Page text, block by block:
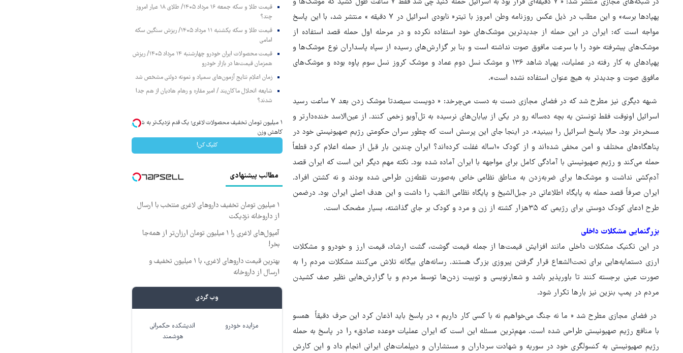
پهپادها برسه» و این مطلب در ذیل عکس روزنامه وطن امروز با تیتر« نابودی اسرائیل در ۷ دقیقه » منتشر شد، با این پاسخ
مواجه است که: ایران در این حمله از جدیدترین موشک‌های خود استفاده نکرده و در مرحله اول حمله قصد استفاده از
موشک‌های پیشرفته خود را با سرعت مافوق صوت نداشته است و بنا بر گزارش‌های رسیده از سپاه پاسداران نوع موشک‌ها و
پهپادهای به کار رفته در عملیات، پهپاد شاهد ۱۳۶ و موشک نسل دوم عماد و موشک کروز نسل سوم پاوه بوده و موشک‌های
مافوق صوت و جدیدتر به هیچ عنوان استفاده نشده است».
شبهه دیگری نیز مطرح شد که در فضای مجازی دست به دست می‌چرخد: « دویست سیصدتا موشک زدن بعد ۷ ساعت رسید
اسرائیل اونوقت فقط تونستن یه بچه ده‌ساله رو در یکی از بیابان‌های نرسیده به تل‌آویو زخمی کنند. از عین‌الاسد خنده‌دارتر و
مسخره‌تر بود. حالا پاسخ اسرائیل را ببینید». در اینجا جای این پرسش است که چطور سران حکومتی رژیم صهیونیستی خود در
پناهگاه‌های مختلف و امن مخفی شده‌اند و از کودک ۱۰‌ساله غفلت کرده‌اند؟ ایران چندین بار قبل از حمله اعلام کرد قطعاً
حمله می‌کند و رژیم صهیونیستی با آمادگی کامل برای مواجهه با ایران آماده شده بود. نکته مهم دیگر این است که ایران قصد
آدم‌کشی نداشت و موشک‌ها برای ضربه‌زدن به مناطق نظامی خاص به‌صورت نقطه‌زن طراحی شده بودند و نه کشتن افراد.
ایران صرفاً قصد حمله به پایگاه اطلاعاتی در جبل‌الشیخ و پایگاه نظامی النقب را داشت و این هدف اصلی ایران بود. درضمن
طرح ادعای کودک دوستی برای رژیمی که ۳۵هزار کشته از زن و مرد و کودک بر جای گذاشته، بسیار مضحک است.
بزرگنمایی مشکلات داخلی
در این تکنیک مشکلات داخلی مانند افزایش قیمت‌ها از جمله قیمت گوشت، گشت ارشاد، قیمت ارز و خودرو و مشکلات
ارزی دستمایه‌هایی برای تحت‌الشعاع قرار گرفتن پیروزی بزرگ هستند. رسانه‌های بیگانه تلاش می‌کنند مشکلات مردم را به
صورت عینی برجسته کنند تا باورپذیر باشد و شعارنویسی و توییت زدن‌ها توسط مردم و یا گزارش‌هایی نظیر صف کشیدن
مردم در پمپ بنزین نیز بارها تکرار شود.
در فضای مجازی مطرح شد « ما نه جنگ می‌خواهیم نه با کسی کار داریم » در پاسخ باید اذعان کرد این حرف دقیقاً همسو
با منافع رژیم صهیونیستی طراحی شده است. مهم‌ترین مسئله این است که ایران عملیات «وعده صادق» را در پاسخ به حمله
رژیم صهیونیستی به کنسولگری خود در سوریه و شهادت سرداران و مستشاران و دیپلمات‌های ایرانی انجام داد و این کارش
قیمت طلا و سکه جمعه ۱۶ مرداد ۱۴۰۵/ طلای ۱۸ عیار امروز
چند؟
قیمت طلا و سکه یکشنبه ۱۱ مرداد ۱۴۰۵/ ریزش سنگین سکه
امامی
قیمت محصولات ایران خودرو چهارشنبه ۱۴ مرداد ۱۴۰۵/ ریزش
همزمان قیمت‌ها در بازار خودرو
زمان اعلام نتایج آزمون‌های سمپاد و نمونه دولتی مشخص شد
شایعه انحلال ماکان‌بند / امیر مقاره و رهام هادیان از هم جدا
شدند؟
۱ میلیون تومان تخفیف محصولات لاغری؛ یک قدم نزدیک‌تر به شروع
کاهش وزن
کلیک کن!
مطالب پیشنهادی
۱ میلیون تومان تخفیف داروهای لاغری منتخب با ارسال
از داروخانه نزدیکت
آمپول‌های لاغری را ۱ میلیون تومان ارزان‌تر از همه‌جا
بخر!
بهترین قیمت داروهای لاغری، با ۱ میلیون تخفیف و
ارسال از داروخانه‌
وب گردی
مزایده خودرو
اندیشکده حکمرانی
هوشمند